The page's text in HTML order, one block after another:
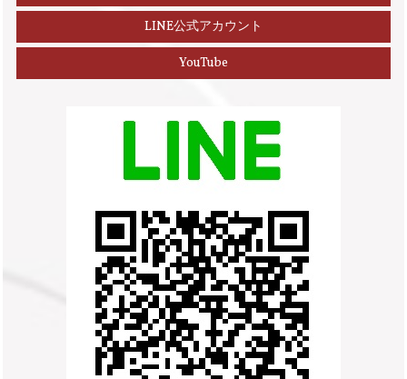
LINE公式アカウント
YouTube